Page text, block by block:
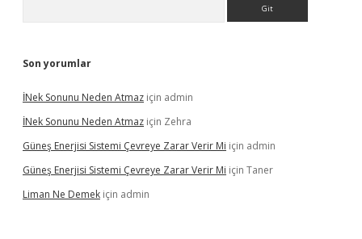
Son yorumlar
İNek Sonunu Neden Atmaz için admin
İNek Sonunu Neden Atmaz için Zehra
Güneş Enerjisi Sistemi Çevreye Zarar Verir Mi için admin
Güneş Enerjisi Sistemi Çevreye Zarar Verir Mi için Taner
Liman Ne Demek için admin